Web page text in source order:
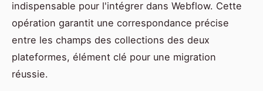
indispensable pour l'intégrer dans Webflow. Cette
opération garantit une correspondance précise
entre les champs des collections des deux
plateformes, élément clé pour une migration
réussie.